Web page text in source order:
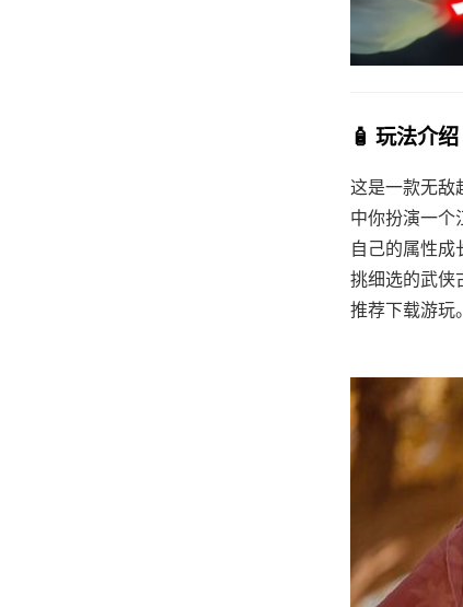
🧴 玩法介绍
这是一款无
中你扮演一个
自己的属性
挑细选的武侠
推荐下载游玩。